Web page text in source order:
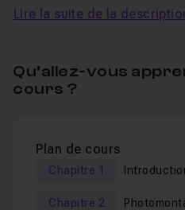
Les outils de pinceau,
...
Je reste disponible pour
FAQ en cas de besoin.
Lire la suite de la
Qu’allez-vous
cours ?
Plan de cours
Chapitre 1
Chapitre 2